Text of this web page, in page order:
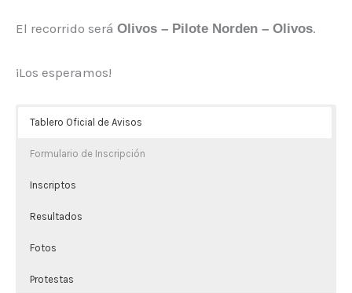
El recorrido será Olivos – Pilote Norden – Olivos.
¡Los esperamos!
Tablero Oficial de Avisos
Formulario de Inscripción
Inscriptos
Resultados
Fotos
Protestas